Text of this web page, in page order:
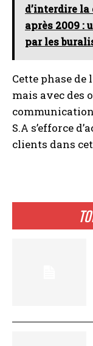
d’interdire
après 2009 :
par les
Cette phase
mais avec des
S.A s’efforce
clients dans